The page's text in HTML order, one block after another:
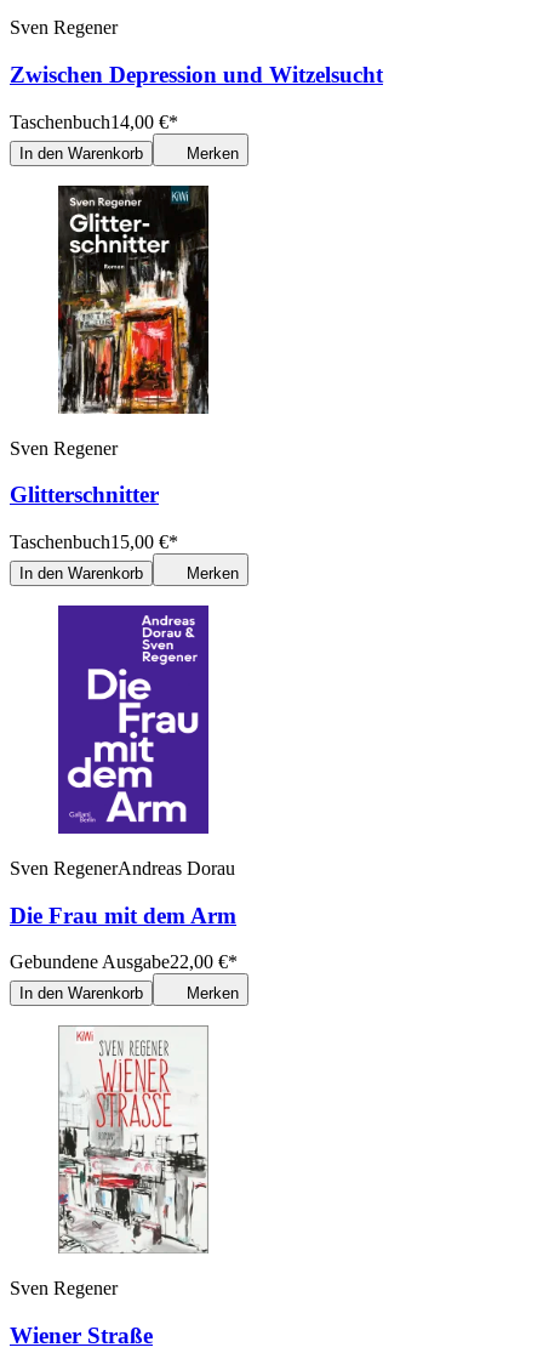
Sven Regener
Zwischen Depression und Witzelsucht
Taschenbuch14,00 €*
In den Warenkorb Merken
Sven Regener
Glitterschnitter
Taschenbuch15,00 €*
In den Warenkorb Merken
Sven RegenerAndreas Dorau
Die Frau mit dem Arm
Gebundene Ausgabe22,00 €*
In den Warenkorb Merken
Sven Regener
Wiener Straße